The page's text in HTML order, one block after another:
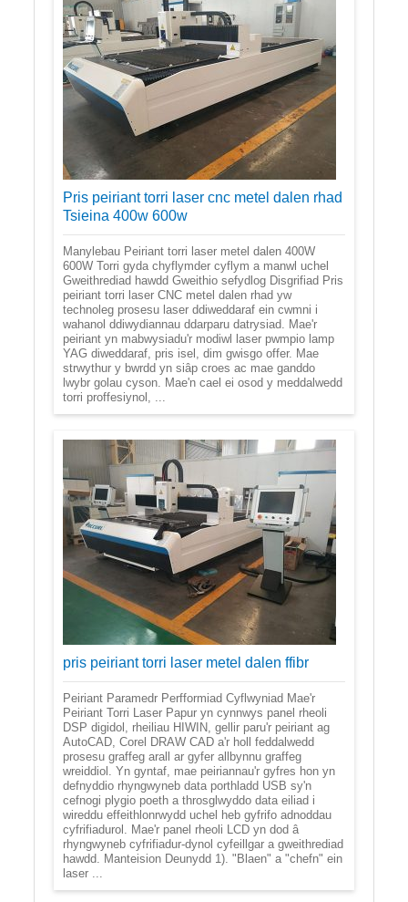
Pris peiriant torri laser cnc metel dalen rhad
Tsieina 400w 600w
Manylebau Peiriant torri laser metel dalen 400W
600W Torri gyda chyflymder cyflym a manwl uchel
Gweithrediad hawdd Gweithio sefydlog Disgrifiad Pris
peiriant torri laser CNC metel dalen rhad yw
technoleg prosesu laser ddiweddaraf ein cwmni i
wahanol ddiwydiannau ddarparu datrysiad. Mae'r
peiriant yn mabwysiadu'r modiwl laser pwmpio lamp
YAG diweddaraf, pris isel, dim gwisgo offer. Mae
strwythur y bwrdd yn siâp croes ac mae ganddo
lwybr golau cyson. Mae'n cael ei osod y meddalwedd
torri proffesiynol, ...
pris peiriant torri laser metel dalen ffibr
Peiriant Paramedr Perfformiad Cyflwyniad Mae'r
Peiriant Torri Laser Papur yn cynnwys panel rheoli
DSP digidol, rheiliau HIWIN, gellir paru'r peiriant ag
AutoCAD, Corel DRAW CAD a'r holl feddalwedd
prosesu graffeg arall ar gyfer allbynnu graffeg
wreiddiol. Yn gyntaf, mae peiriannau'r gyfres hon yn
defnyddio rhyngwyneb data porthladd USB sy'n
cefnogi plygio poeth a throsglwyddo data eiliad i
wireddu effeithlonrwydd uchel heb gyfrifo adnoddau
cyfrifiadurol. Mae'r panel rheoli LCD yn dod â
rhyngwyneb cyfrifiadur-dynol cyfeillgar a gweithrediad
hawdd. Manteision Deunydd 1). "Blaen" a "chefn" ein
laser ...